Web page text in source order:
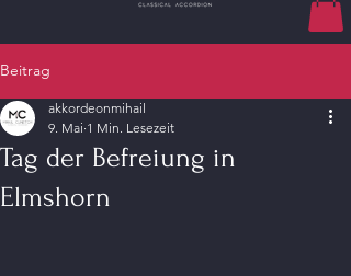
Beitrag
Tag der Befreiung in
Elmshorn
akkordeonmihail
9. Mai 1 Min. Lesezeit